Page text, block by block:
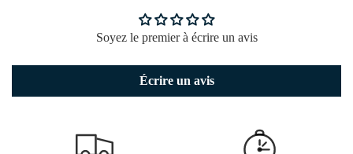
Soyez le premier à écrire un avis
Écrire un avis